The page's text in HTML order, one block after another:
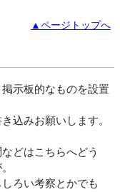
▲ページトップへ
示板的なものを設置
込みお願いします。
どはこちらへどう
しろい考察とかでも